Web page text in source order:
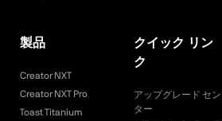
製品
Creator NXT
Creator NXT Pro
Toast Titanium
クイック リン
ク
アップグレード セン
ター